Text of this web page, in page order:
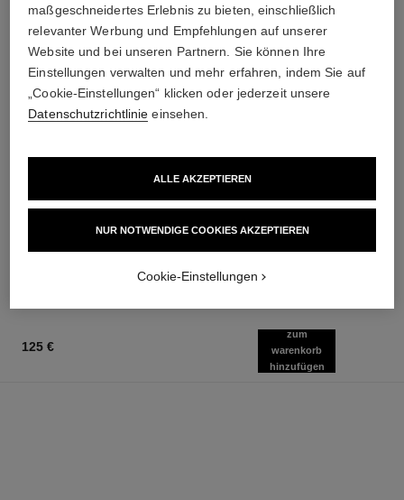
Körperöl
Mattierender Lippenstift mit
Ref. 162580
51 €
Zum Warenkorb hinzufügen
125 €
zum
warenkorb
hinzufügen
maßgeschneidertes Erlebnis zu bieten, einschließlich
relevanter Werbung und Empfehlungen auf unserer
Website und bei unseren Partnern. Sie können Ihre
Einstellungen verwalten und mehr erfahren, indem Sie auf
„Cookie-Einstellungen“ klicken oder jederzeit unsere
Datenschutzrichtlinie einsehen.
NUR NOTWENDIGE COOKIES AKZEPTIEREN
ALLE AKZEPTIEREN
Cookie-Einstellungen